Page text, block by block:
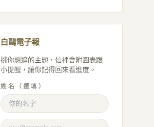
白鷗電子報
挑你想追的主題，信裡會附圖表跟
小提醒，讓你記得回來看進度。
姓名（選填）